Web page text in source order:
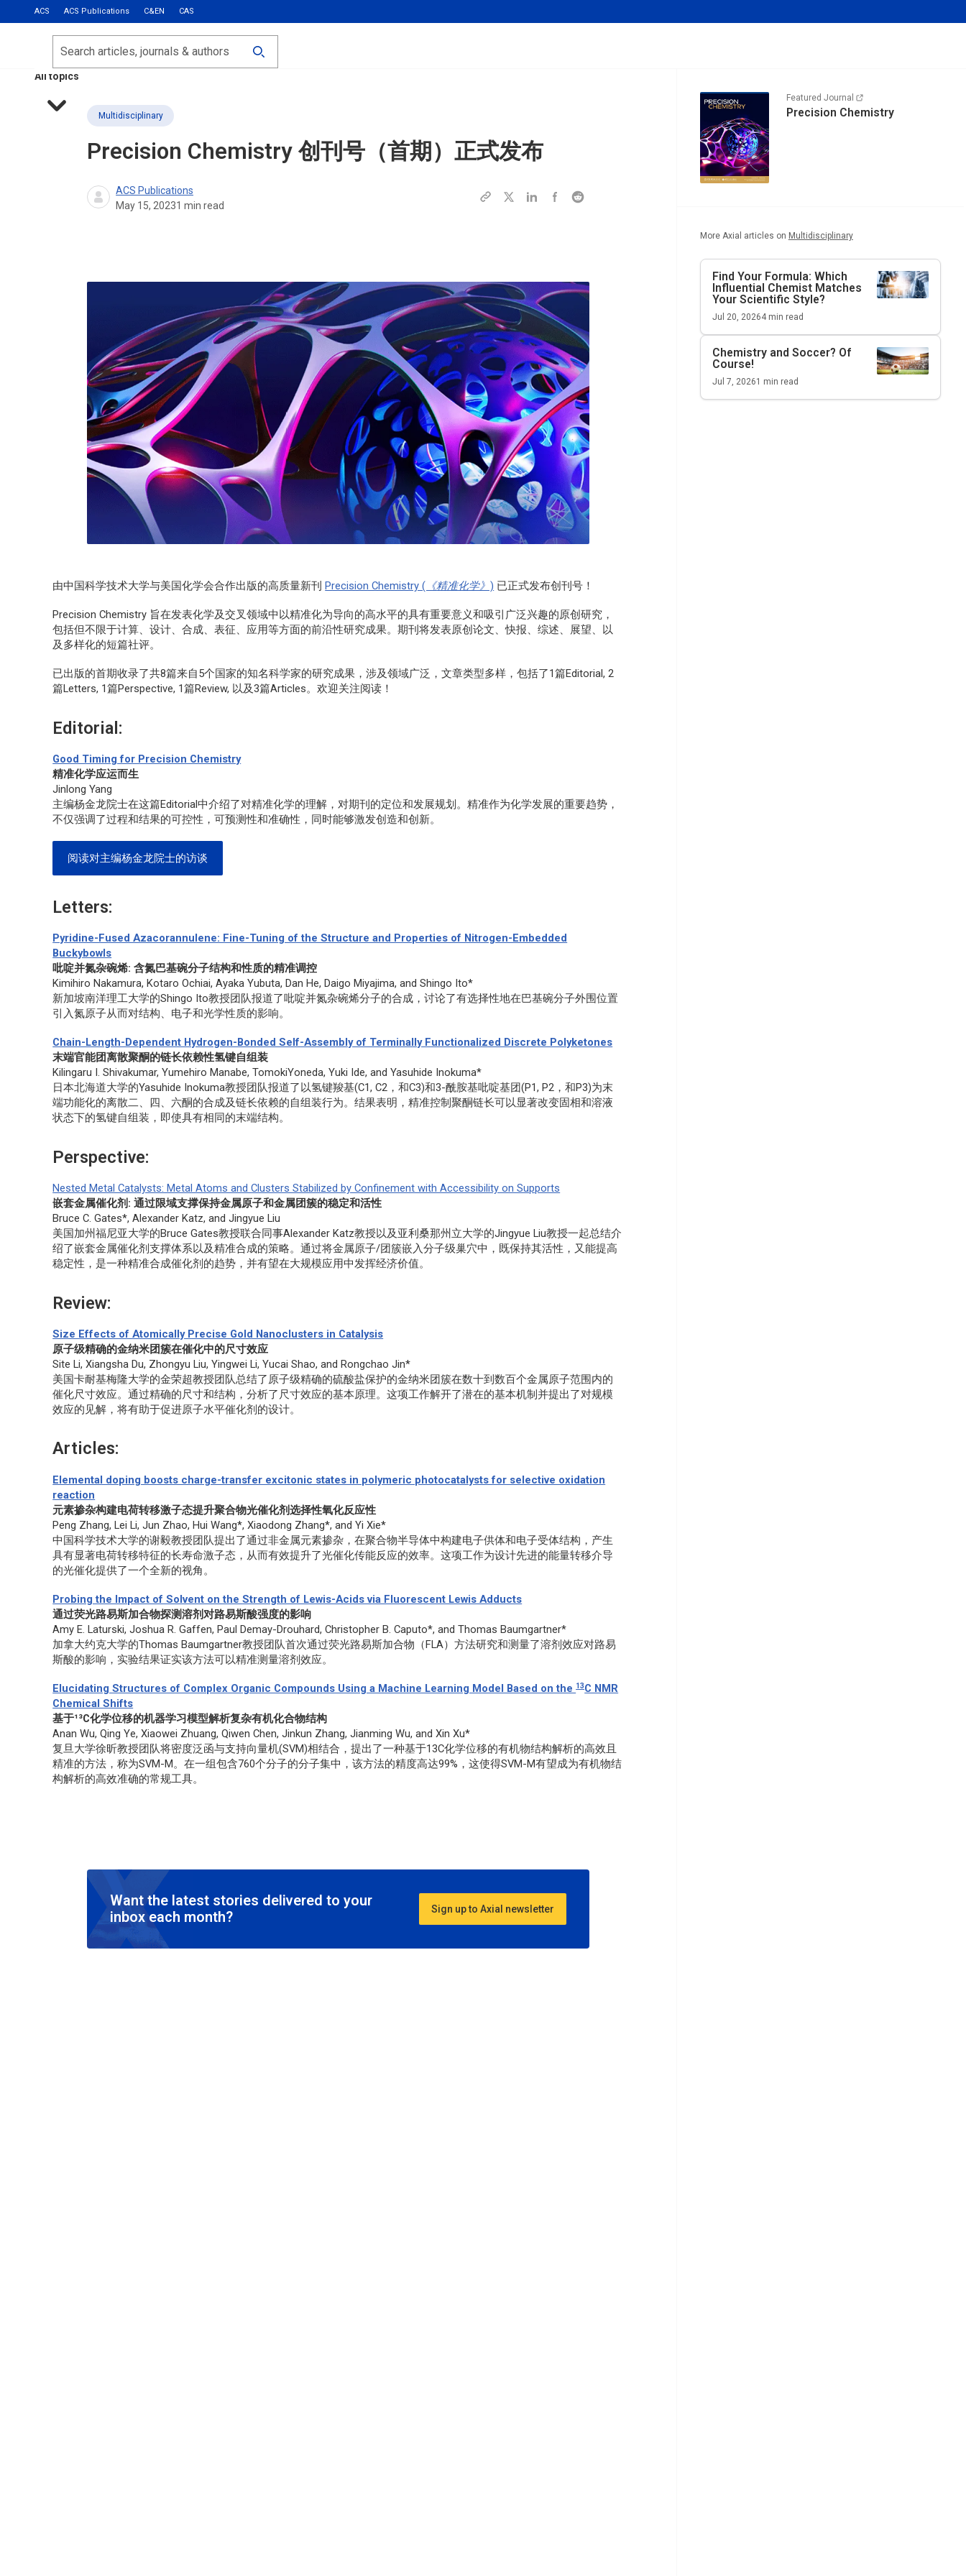
ACS ACS Publications C&EN CAS
Most Read
Calls for Papers
All topics
Search
Multidisciplinary
Precision Chemistry 创刊号（首期）正式发布
ACS Publications
May 15, 20231 min read
由中国科学技术大学与美国化学会合作出版的高质量新刊Precision Chemistry (《精准化学》) 已正式发布创刊号！
Precision Chemistry 旨在发表化学及交叉领域中以精准化为导向的高水平的具有重要意义和吸引广泛兴趣的原创研究，
包括但不限于计算、设计、合成、表征、应用等方面的前沿性研究成果。期刊将发表原创论文、快报、综述、展望、以
及多样化的短篇社评。
已出版的首期收录了共8篇来自5个国家的知名科学家的研究成果，涉及领域广泛，文章类型多样，包括了1篇Editorial, 2
篇Letters, 1篇Perspective, 1篇Review, 以及3篇Articles。欢迎关注阅读！
Editorial:
Good Timing for Precision Chemistry
精准化学应运而生
Jinlong Yang
主编杨金龙院士在这篇Editorial中介绍了对精准化学的理解，对期刊的定位和发展规划。精准作为化学发展的重要趋势，
不仅强调了过程和结果的可控性，可预测性和准确性，同时能够激发创造和创新。
阅读对主编杨金龙院士的访谈
Letters:
Pyridine-Fused Azacorannulene: Fine-Tuning of the Structure and Properties of Nitrogen-Embedded
Buckybowls
吡啶并氮杂碗烯: 含氮巴基碗分子结构和性质的精准调控
Kimihiro Nakamura, Kotaro Ochiai, Ayaka Yubuta, Dan He, Daigo Miyajima, and Shingo Ito*
新加坡南洋理工大学的Shingo Ito教授团队报道了吡啶并氮杂碗烯分子的合成，讨论了有选择性地在巴基碗分子外围位置
引入氮原子从而对结构、电子和光学性质的影响。
Chain-Length-Dependent Hydrogen-Bonded Self-Assembly of Terminally Functionalized Discrete Polyketones
末端官能团离散聚酮的链长依赖性氢键自组装
Kilingaru I. Shivakumar, Yumehiro Manabe, TomokiYoneda, Yuki Ide, and Yasuhide Inokuma*
日本北海道大学的Yasuhide Inokuma教授团队报道了以氢键羧基(C1, C2，和C3)和3-酰胺基吡啶基团(P1, P2，和P3)为末
端功能化的离散二、四、六酮的合成及链长依赖的自组装行为。结果表明，精准控制聚酮链长可以显著改变固相和溶液
状态下的氢键自组装，即使具有相同的末端结构。
Perspective:
Nested Metal Catalysts: Metal Atoms and Clusters Stabilized by Confinement with Accessibility on Supports
嵌套金属催化剂: 通过限域支撑保持金属原子和金属团簇的稳定和活性
Bruce C. Gates*, Alexander Katz, and Jingyue Liu
美国加州福尼亚大学的Bruce Gates教授联合同事Alexander Katz教授以及亚利桑那州立大学的Jingyue Liu教授一起总结介
绍了嵌套金属催化剂支撑体系以及精准合成的策略。通过将金属原子/团簇嵌入分子级巢穴中，既保持其活性，又能提高
稳定性，是一种精准合成催化剂的趋势，并有望在大规模应用中发挥经济价值。
Review:
Size Effects of Atomically Precise Gold Nanoclusters in Catalysis
原子级精确的金纳米团簇在催化中的尺寸效应
Site Li, Xiangsha Du, Zhongyu Liu, Yingwei Li, Yucai Shao, and Rongchao Jin*
美国卡耐基梅隆大学的金荣超教授团队总结了原子级精确的硫酸盐保护的金纳米团簇在数十到数百个金属原子范围内的
催化尺寸效应。通过精确的尺寸和结构，分析了尺寸效应的基本原理。这项工作解开了潜在的基本机制并提出了对规模
效应的见解，将有助于促进原子水平催化剂的设计。
Articles:
Elemental doping boosts charge-transfer excitonic states in polymeric photocatalysts for selective oxidation
reaction
元素掺杂构建电荷转移激子态提升聚合物光催化剂选择性氧化反应性
Peng Zhang, Lei Li, Jun Zhao, Hui Wang*, Xiaodong Zhang*, and Yi Xie*
中国科学技术大学的谢毅教授团队提出了通过非金属元素掺杂，在聚合物半导体中构建电子供体和电子受体结构，产生
具有显著电荷转移特征的长寿命激子态，从而有效提升了光催化传能反应的效率。这项工作为设计先进的能量转移介导
的光催化提供了一个全新的视角。
Probing the Impact of Solvent on the Strength of Lewis-Acids via Fluorescent Lewis Adducts
通过荧光路易斯加合物探测溶剂对路易斯酸强度的影响
Amy E. Laturski, Joshua R. Gaffen, Paul Demay-Drouhard, Christopher B. Caputo*, and Thomas Baumgartner*
加拿大约克大学的Thomas Baumgartner教授团队首次通过荧光路易斯加合物（FLA）方法研究和测量了溶剂效应对路易
斯酸的影响，实验结果证实该方法可以精准测量溶剂效应。
Elucidating Structures of Complex Organic Compounds Using a Machine Learning Model Based on the13C NMR
Chemical Shifts
基于¹³C化学位移的机器学习模型解析复杂有机化合物结构
Anan Wu, Qing Ye, Xiaowei Zhuang, Qiwen Chen, Jinkun Zhang, Jianming Wu, and Xin Xu*
复旦大学徐昕教授团队将密度泛函与支持向量机(SVM)相结合，提出了一种基于13C化学位移的有机物结构解析的高效且
精准的方法，称为SVM-M。在一组包含760个分子的分子集中，该方法的精度高达99%，这使得SVM-M有望成为有机物结
构解析的高效准确的常规工具。
Want the latest stories delivered to your
inbox each month?
Sign up to Axial newsletter
Featured Journal
Precision Chemistry
More Axial articles on Multidisciplinary
Find Your Formula: Which
Influential Chemist Matches
Your Scientific Style?
Jul 20, 20264min read
Chemistry and Soccer? Of
Course!
Jul 7, 20261 min read